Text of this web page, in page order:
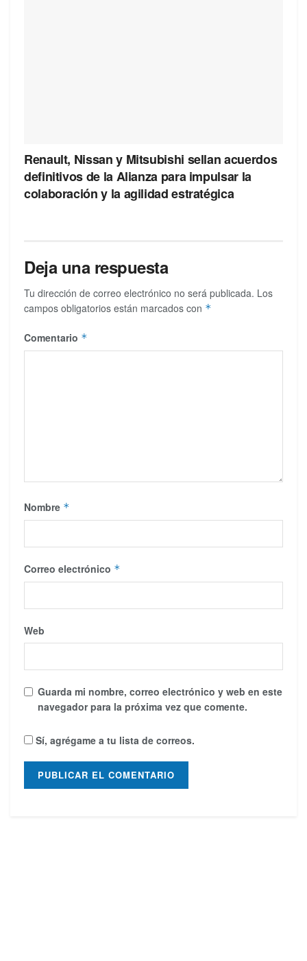
Renault, Nissan y Mitsubishi sellan acuerdos
definitivos de la Alianza para impulsar la
colaboración y la agilidad estratégica
Deja una respuesta
Tu dirección de correo electrónico no será publicada. Los
campos obligatorios están marcados con *
Comentario *
Nombre *
Correo electrónico *
Web
Guarda mi nombre, correo electrónico y web en este
navegador para la próxima vez que comente.
Sí, agrégame a tu lista de correos.